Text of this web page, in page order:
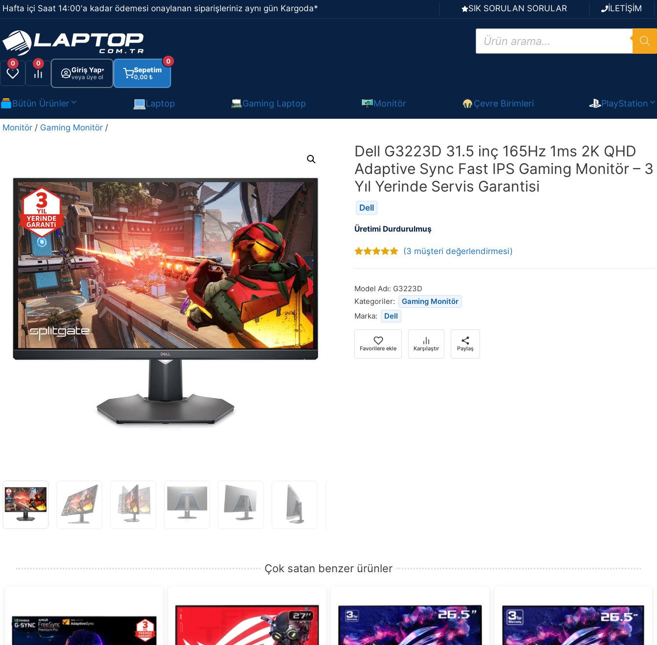
İçeriğe
atla
Hafta içi Saat 14:00'a kadar ödemesi onaylanan siparişleriniz aynı gün Kargoda* SIK SORULAN SORULAR İLETİŞİM
Products
search
0 0
Giriş Yap▾
veya üye ol
Sepetim
0,00 ₺
0
Bütün Ürünler Laptop Gaming Laptop Monitör Çevre Birimleri PlayStation
Monitör / Gaming Monitör /
Dell G3223D 31.5 inç 165Hz 1ms 2K QHD
Adaptive Sync Fast IPS Gaming Monitör – 3
Yıl Yerinde Servis Garantisi
Dell
Üretimi Durdurulmuş
5
(3 müşteri değerlendirmesi)
Model Adı: G3223D
Kategoriler:
Gaming Monitör
Marka:
Dell
Favorilere ekle Karşılaştır Paylaş
Çok satan benzer ürünler